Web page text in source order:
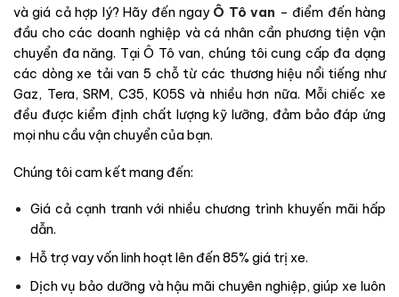
và giá cả hợp lý? Hãy đến ngay Ô Tô van – điểm đến hàng
đầu cho các doanh nghiệp và cá nhân cần phương tiện vận
chuyển đa năng. Tại Ô Tô van, chúng tôi cung cấp đa dạng
các dòng xe tải van 5 chỗ từ các thương hiệu nổi tiếng như
Gaz, Tera, SRM, C35, K05S và nhiều hơn nữa. Mỗi chiếc xe
đều được kiểm định chất lượng kỹ lưỡng, đảm bảo đáp ứng
mọi nhu cầu vận chuyển của bạn.
Chúng tôi cam kết mang đến:
Giá cả cạnh tranh với nhiều chương trình khuyến mãi hấp
dẫn.
Hỗ trợ vay vốn linh hoạt lên đến 85% giá trị xe.
Dịch vụ bảo dưỡng và hậu mãi chuyên nghiệp, giúp xe luôn